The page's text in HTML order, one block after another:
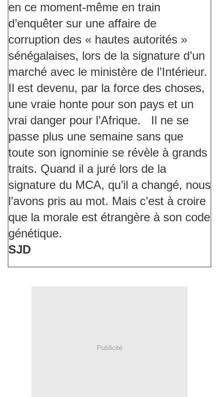
en ce moment-même en train
d’enquêter sur une affaire de
corruption des « hautes autorités »
sénégalaises, lors de la signature d’un
marché avec le ministère de l’Intérieur.
Il est devenu, par la force des choses,
une vraie honte pour son pays et un
vrai danger pour l’Afrique. Il ne se
passe plus une semaine sans que
toute son ignominie se révèle à grands
traits. Quand il a juré lors de la
signature du MCA, qu’il a changé, nous
l’avons pris au mot. Mais c’est à croire
que la morale est étrangère à son code
génétique.
SJD
Publicité